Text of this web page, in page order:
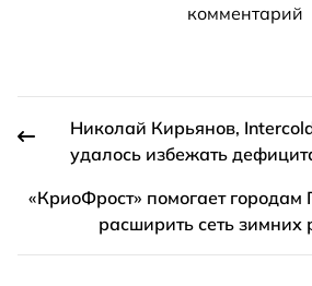
комментарий
Николай Кирьянов,
удалось избежать
«КриоФрост» помогает городам
расширить сеть зимних